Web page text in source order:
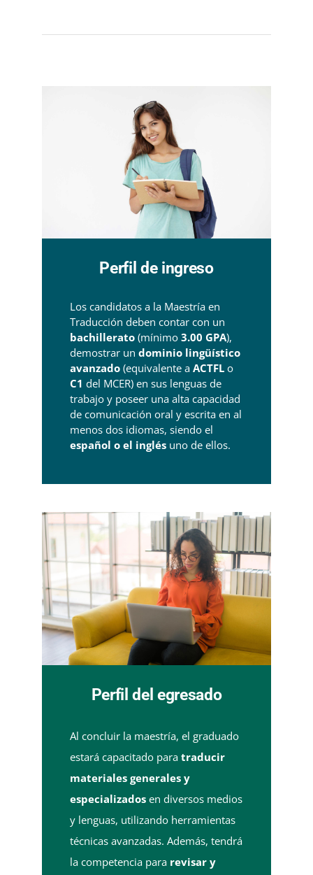
Perfil de ingreso
Los candidatos a la Maestría en
Traducción deben contar con un
bachillerato(mínimo 3.00 GPA),
demostrar un dominio lingüístico
avanzado(equivalente a ACTFLo
C1 del MCER) en sus lenguas de
trabajo y poseer una alta capacidad
de comunicación oral y escrita en al
menos dos idiomas, siendo el
español o el inglésuno de ellos.
Perfil del egresado
Al concluir la maestría, el graduado
estará capacitado para traducir
materiales generales y
especializadosen diversos medios
y lenguas, utilizando herramientas
técnicas avanzadas. Además, tendrá
la competencia para revisar y